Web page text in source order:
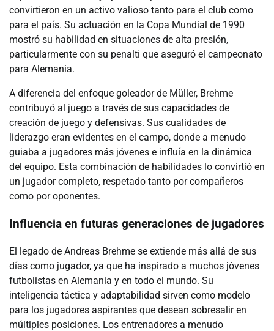
convirtieron en un activo valioso tanto para el club como
para el país. Su actuación en la Copa Mundial de 1990
mostró su habilidad en situaciones de alta presión,
particularmente con su penalti que aseguró el campeonato
para Alemania.
A diferencia del enfoque goleador de Müller, Brehme
contribuyó al juego a través de sus capacidades de
creación de juego y defensivas. Sus cualidades de
liderazgo eran evidentes en el campo, donde a menudo
guiaba a jugadores más jóvenes e influía en la dinámica
del equipo. Esta combinación de habilidades lo convirtió en
un jugador completo, respetado tanto por compañeros
como por oponentes.
Influencia en futuras generaciones de jugadores
El legado de Andreas Brehme se extiende más allá de sus
días como jugador, ya que ha inspirado a muchos jóvenes
futbolistas en Alemania y en todo el mundo. Su
inteligencia táctica y adaptabilidad sirven como modelo
para los jugadores aspirantes que desean sobresalir en
múltiples posiciones. Los entrenadores a menudo